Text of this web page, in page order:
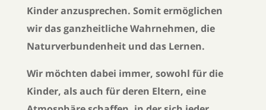
Kinder anzusprechen. Somit ermöglichen
wir das ganzheitliche Wahrnehmen, die
Naturverbundenheit und das Lernen.
Wir möchten dabei immer, sowohl für die
Kinder, als auch für deren Eltern, eine